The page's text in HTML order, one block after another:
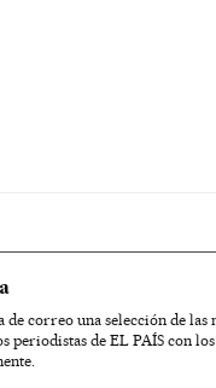
de correo una selección de las
periodistas de EL PAÍS con